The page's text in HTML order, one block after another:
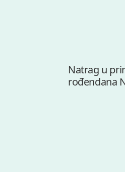
Natrag u
rođendana